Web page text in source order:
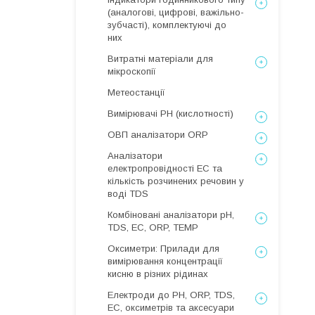
(аналогові, цифрові, важільно-
зубчасті), комплектуючі до
них
Витратні матеріали для
мікроскопії
Метеостанції
Вимірювачі РН (кислотності)
ОВП аналізатори ORP
Аналізатори
електропровідності EC та
кількість розчинених речовин у
воді TDS
Комбіновані аналізатори pH,
TDS, EC, ORP, TEMP
Оксиметри: Прилади для
вимірювання концентрації
кисню в різних рідинах
Електроди до PH, ORP, TDS,
EC, оксиметрів та аксесуари